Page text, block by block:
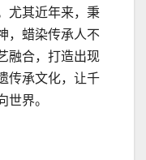
尤其近年来，秉
，蜡染传承人不
融合，打造出现
传承文化，让千
世界。